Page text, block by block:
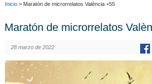
Inicio > Maratón de microrrelatos València +55
Maratón de microrrelatos
28 marzo de 2022